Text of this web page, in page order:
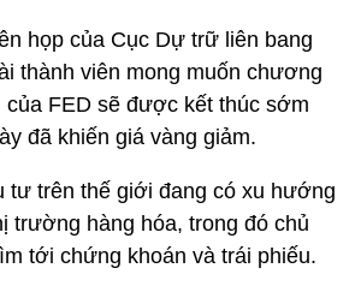
họp của Cục Dự trữ liên bang
thành viên mong muốn chương
của FED sẽ được kết thúc sớm
đã khiến giá vàng giảm.
tư trên thế giới đang có xu hướng
trường hàng hóa, trong đó chủ
tới chứng khoán và trái phiếu.